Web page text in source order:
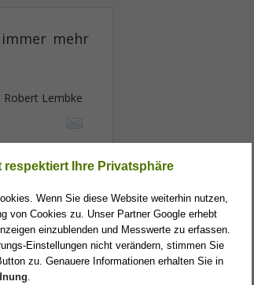
mehr
Robert Lembke
respektiert Ihre Privatsphäre
Wenn Sie diese Website weiterhin nutzen,
von Cookies zu. Unser Partner Google erhebt
einzublenden und Messwerte zu erfassen.
Einstellungen nicht verändern, stimmen Sie
zu. Genauere Informationen erhalten Sie in
.